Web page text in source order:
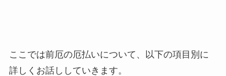
ここでは前厄の厄払いについて、以下の項目別に
詳しくお話ししていきます。